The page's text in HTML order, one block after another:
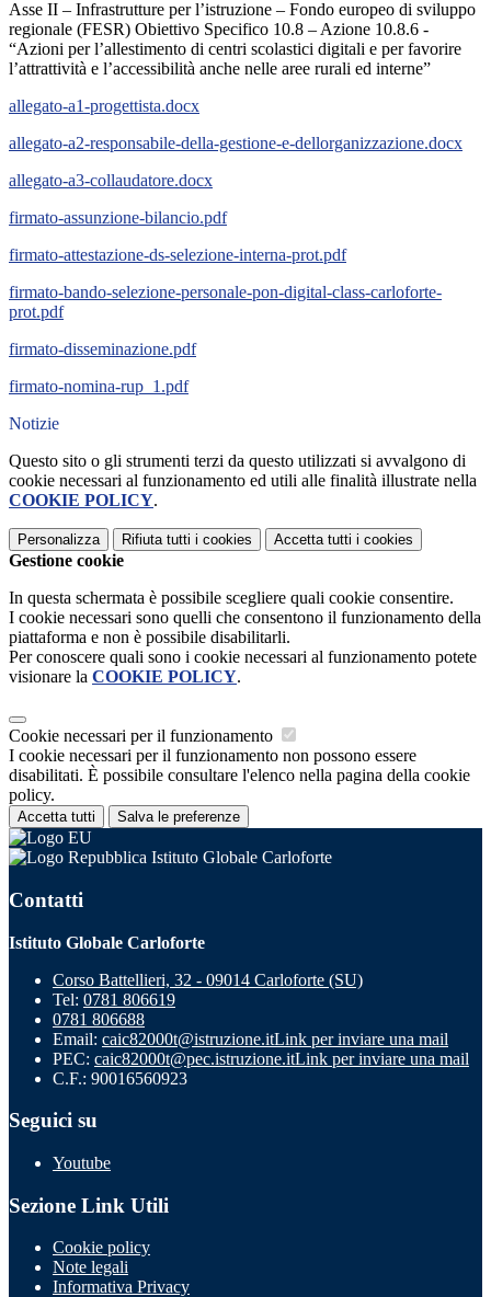
Asse II – Infrastrutture per l’istruzione – Fondo europeo di sviluppo
regionale (FESR) Obiettivo Specifico 10.8 – Azione 10.8.6 -
“Azioni per l’allestimento di centri scolastici digitali e per favorire
l’attrattività e l’accessibilità anche nelle aree rurali ed interne”
allegato-a1-progettista.docx
allegato-a2-responsabile-della-gestione-e-dellorganizzazione.docx
allegato-a3-collaudatore.docx
firmato-assunzione-bilancio.pdf
firmato-attestazione-ds-selezione-interna-prot.pdf
firmato-bando-selezione-personale-pon-digital-class-carloforte-
prot.pdf
firmato-disseminazione.pdf
firmato-nomina-rup_1.pdf
Notizie
Questo sito o gli strumenti terzi da questo utilizzati si avvalgono di
cookie necessari al funzionamento ed utili alle finalità illustrate nella
COOKIE POLICY.
Personalizza Rifiuta tutti i cookies Accetta tutti i cookies
Gestione cookie
In questa schermata è possibile scegliere quali cookie consentire.
I cookie necessari sono quelli che consentono il funzionamento della
piattaforma e non è possibile disabilitarli.
Per conoscere quali sono i cookie necessari al funzionamento potete
visionare la COOKIE POLICY.
Cookie necessari per il funzionamento
I cookie necessari per il funzionamento non possono essere
disabilitati. È possibile consultare l'elenco nella pagina della cookie
policy.
Accetta tutti Salva le preferenze
Istituto Globale Carloforte
Contatti
Istituto Globale Carloforte
Corso Battellieri, 32 - 09014 Carloforte (SU)
Tel: 0781 806619
0781 806688
Email: caic82000t@istruzione.itLink per inviare una mail
PEC: caic82000t@pec.istruzione.itLink per inviare una mail
C.F.: 90016560923
Seguici su
Youtube
Sezione Link Utili
Cookie policy
Note legali
Informativa Privacy